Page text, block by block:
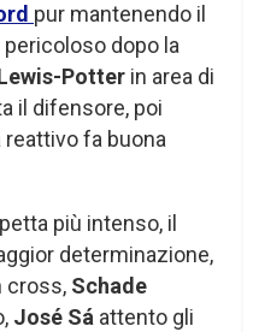
pur mantenendo il
dopo la
Potter in area di
il difensore, poi
reattivo fa buona
più intenso, il
determinazione,
cross, Schade
José Sá attento gli